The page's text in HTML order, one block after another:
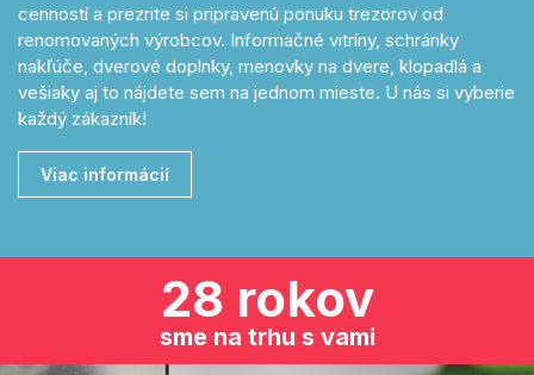
cenností a prezrite si pripravenú ponuku trezorov od
renomovaných výrobcov. Informačné vitríny, schránky
nakľúče, dverové doplnky, menovky na dvere, klopadlá a
vešiaky aj to nájdete sem na jednom mieste. U nás si vyberie
každý zákazník!
Viac informácií
28 rokov
sme na trhu s vami